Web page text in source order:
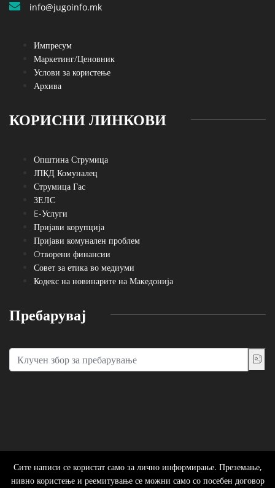
info@jugoinfo.mk
Импресум
Маркетинг/Ценовник
Услови за користење
Архива
КОРИСНИ ЛИНКОВИ
Општина Струмица
ЈПКД Комуналец
Струмица Гас
ЗЕЛС
E-Услуги
Пријави корупција
Пријави комунален проблем
Oтворени финансии
Совет за етика во медиуми
Кодекс на новинарите на Македонија
Пребарувај
Сите написи се користат само за лично информирање. Преземање,
нивно користење и реемитување се можни само со посебен договор